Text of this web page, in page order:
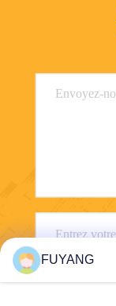
FUYANG